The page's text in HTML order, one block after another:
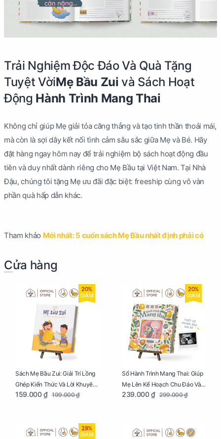
Trải Nghiệm Độc Đáo Và Quà Tặng
Tuyệt VờiMẹ Bầu Zui và Sách Hoạt
Động Hành Trình Mang Thai
Không chỉ giúp Mẹ giải tỏa căng thẳng và tạo tinh thần thoải mái,
mà còn là sợi dây kết nối tình cảm sâu sắc giữa Mẹ và Bé. Hãy
đặt hàng ngay hôm nay để trải nghiệm bộ sách hoạt động đầu
tiên và duy nhất dành riêng cho Mẹ Bầu tại Việt Nam. Tại Nhà
Đậu, chúng tôi tặng Mẹ ưu đãi đặc biệt: freeship cùng vô vàn
phần quà hấp dẫn khác.
Tham khảo Mới nhất: 5 cuốn sách Mẹ Bầu nhất định phải có
Cửa hàng
20%
GIẢM
Sách Mẹ Bầu Zui: Giải Trí Lồng
Ghép Kiến Thức Và Lời Khuyên
Mang Thai Bổ Ích
159.000 ₫ 199.000 ₫
20%
GIẢM
Sổ Hành Trình Mang Thai: Giúp
Mẹ Lên Kế Hoạch Chu Đáo Và
Lưu Giữ Kỷ Niệm Mang Thai
239.000 ₫ 299.000 ₫
28%
GIẢM